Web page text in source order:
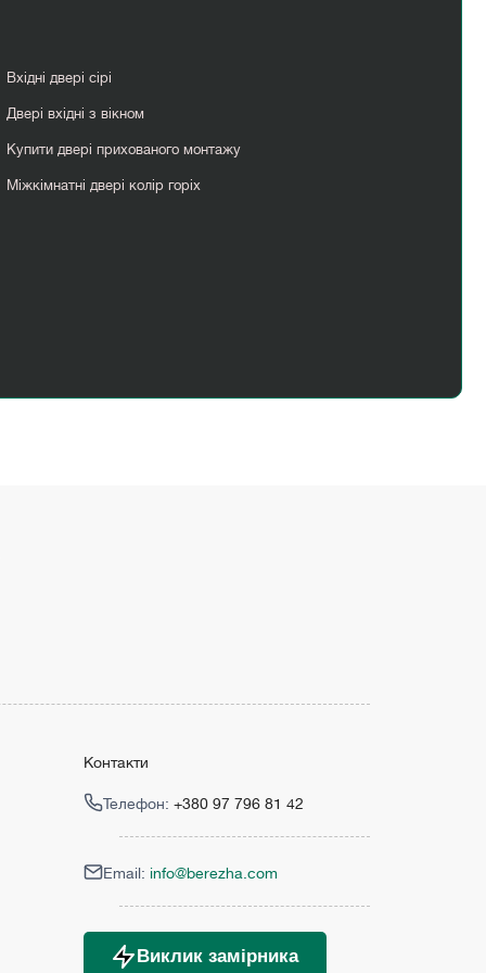
Вхідні двері сірі
Двері вхідні з вікном
Купити двері прихованого монтажу
Міжкімнатні двері колір горіх
Контакти
Телефон: +380 97 796 81 42
Email: info@berezha.com
Виклик замірника